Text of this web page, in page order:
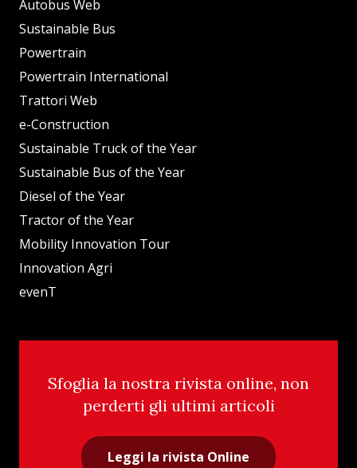
Autobus Web
Sustainable Bus
Powertrain
Powertrain International
Trattori Web
e-Construction
Sustainable Truck of the Year
Sustainable Bus of the Year
Diesel of the Year
Tractor of the Year
Mobility Innovation Tour
Innovation Agri
evenT
Sfoglia la nostra rivista online, non
perderti gli ultimi articoli
Leggi la rivista Online